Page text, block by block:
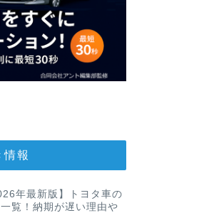
報
年最新版】トヨタ車の
覧！納期が遅い理由や